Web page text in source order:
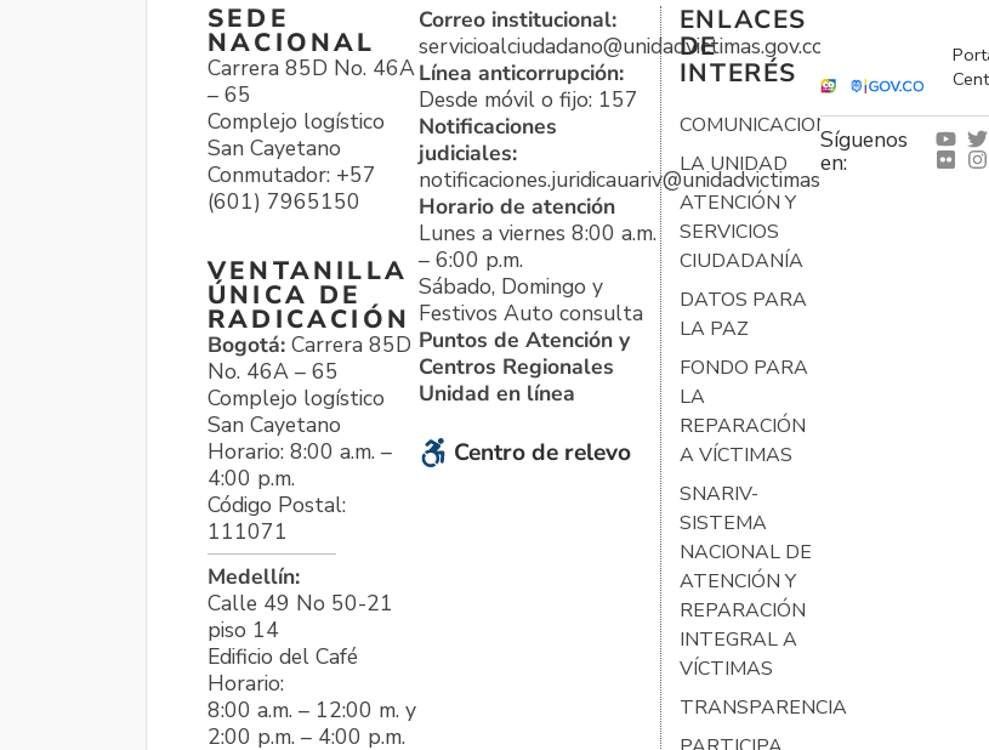
SEDE
NACIONAL
Carrera 85D No. 46A
– 65
Complejo logístico
San Cayetano
Conmutador: +57
(601) 7965150
VENTANILLA
ÚNICA DE
RADICACIÓN
Bogotá: Carrera 85D
No. 46A – 65
Complejo logístico
San Cayetano
Horario: 8:00 a.m. –
4:00 p.m.
Código Postal:
111071
Medellín:
Calle 49 No 50-21
piso 14
Edificio del Café
Horario:
8:00 a.m. – 12:00 m. y
2:00 p.m. – 4:00 p.m.
Correo institucional:
servicioalciudadano@unidadvictimas.gov.co
Línea anticorrupción:
Desde móvil o fijo: 157
Notificaciones
judiciales:
notificaciones.juridicauariv@unidadvictimas.gov.co
Horario de atención
Lunes a viernes 8:00 a.m.
– 6:00 p.m.
Sábado, Domingo y
Festivos Auto consulta
Puntos de Atención y
Centros Regionales
Unidad en línea
Centro de relevo
ENLACES
DE
INTERÉS
COMUNICACIONES
LA UNIDAD
ATENCIÓN Y
SERVICIOS
CIUDADANÍA
DATOS PARA
LA PAZ
FONDO PARA
LA
REPARACIÓN
A VÍCTIMAS
SNARIV-
SISTEMA
NACIONAL DE
ATENCIÓN Y
REPARACIÓN
INTEGRAL A
VÍCTIMAS
TRANSPARENCIA
Síguenos
en: